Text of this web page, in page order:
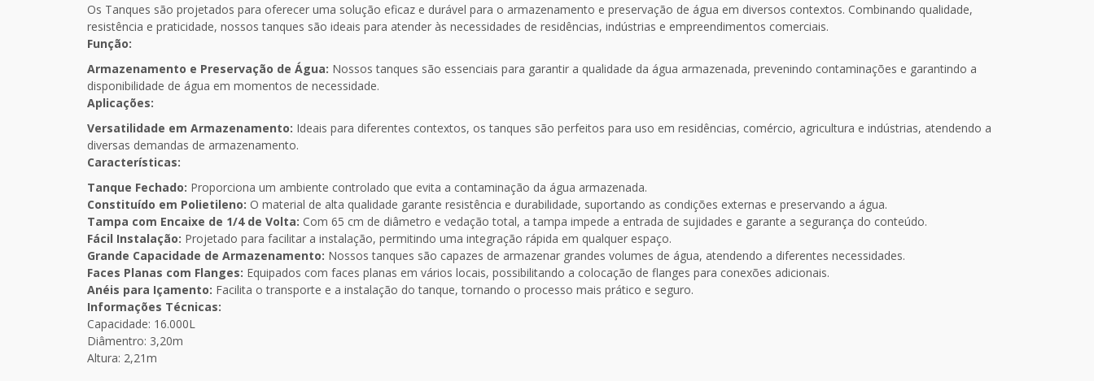
Os Tanques são projetados para oferecer uma solução eficaz e durável para o armazenamento e preservação de água em diversos contextos. Combinando qualidade,
resistência e praticidade, nossos tanques são ideais para atender às necessidades de residências, indústrias e empreendimentos comerciais.
Função:
Armazenamento e Preservação de Água: Nossos tanques são essenciais para garantir a qualidade da água armazenada, prevenindo contaminações e garantindo a
disponibilidade de água em momentos de necessidade.
Aplicações:
Versatilidade em Armazenamento: Ideais para diferentes contextos, os tanques são perfeitos para uso em residências, comércio, agricultura e indústrias, atendendo a
diversas demandas de armazenamento.
Características:
Tanque Fechado: Proporciona um ambiente controlado que evita a contaminação da água armazenada.
Constituído em Polietileno: O material de alta qualidade garante resistência e durabilidade, suportando as condições externas e preservando a água.
Tampa com Encaixe de 1/4 de Volta: Com 65 cm de diâmetro e vedação total, a tampa impede a entrada de sujidades e garante a segurança do conteúdo.
Fácil Instalação: Projetado para facilitar a instalação, permitindo uma integração rápida em qualquer espaço.
Grande Capacidade de Armazenamento: Nossos tanques são capazes de armazenar grandes volumes de água, atendendo a diferentes necessidades.
Faces Planas com Flanges: Equipados com faces planas em vários locais, possibilitando a colocação de flanges para conexões adicionais.
Anéis para Içamento: Facilita o transporte e a instalação do tanque, tornando o processo mais prático e seguro.
Informações Técnicas:
Capacidade: 16.000L
Diâmentro: 3,20m
Altura: 2,21m